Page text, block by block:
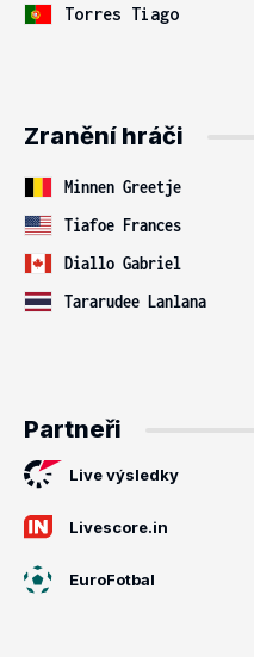
Torres Tiago
Zranění hráči
Minnen Greetje
Tiafoe Frances
Diallo Gabriel
Tararudee Lanlana
Partneři
Live výsledky
Livescore.in
EuroFotbal